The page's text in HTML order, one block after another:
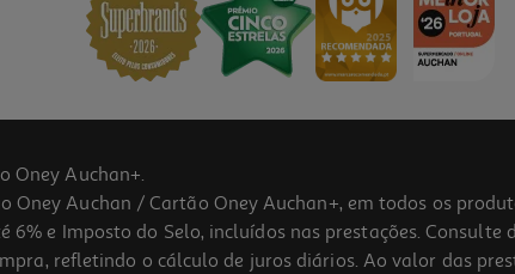
Oney Auchan+.
Oney Auchan / Cartão Oney Auchan+, em todos os
e Imposto do Selo, incluídos nas prestações. Consulte
refletindo o cálculo de juros diários. Ao valor das